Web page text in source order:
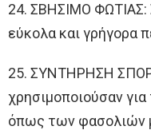
24. ΣΒΗΣΙΜΟ ΦΩΤΙΑΣ:
εύκολα και γρήγορα
25. ΣΥΝΤΗΡΗΣΗ
χρησιμοποιούσαν
όπως των φασολιών